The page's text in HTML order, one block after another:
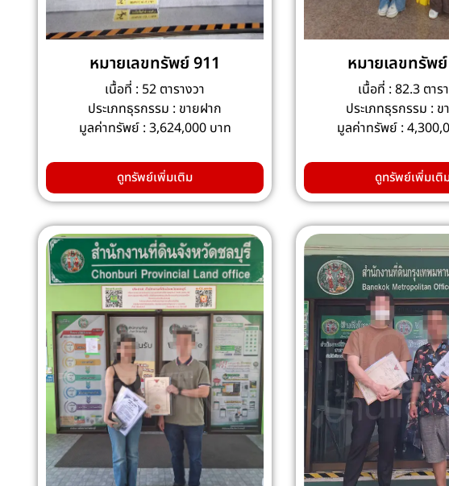
หมายเลขทรัพย์ 911
เนื้อที่ : 52 ตารางวา
ประเภทธุรกรรม : ขายฝาก
มูลค่าทรัพย์ : 3,624,000 บาท
ดูทรัพย์เพิ่มเติม
หมายเลขทรัพ
เนื้อที่ : 82.3 ตาร
ประเภทธุรกรรม : ข
มูลค่าทรัพย์ :
ดูทรัพย์เพิ่มเติ